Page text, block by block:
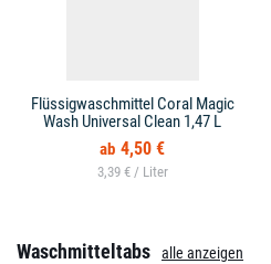
Flüssigwaschmittel Coral Magic
Wash Universal Clean 1,47 L
4,50 €
3,39 € /
Waschmitteltabs alle anzeigen